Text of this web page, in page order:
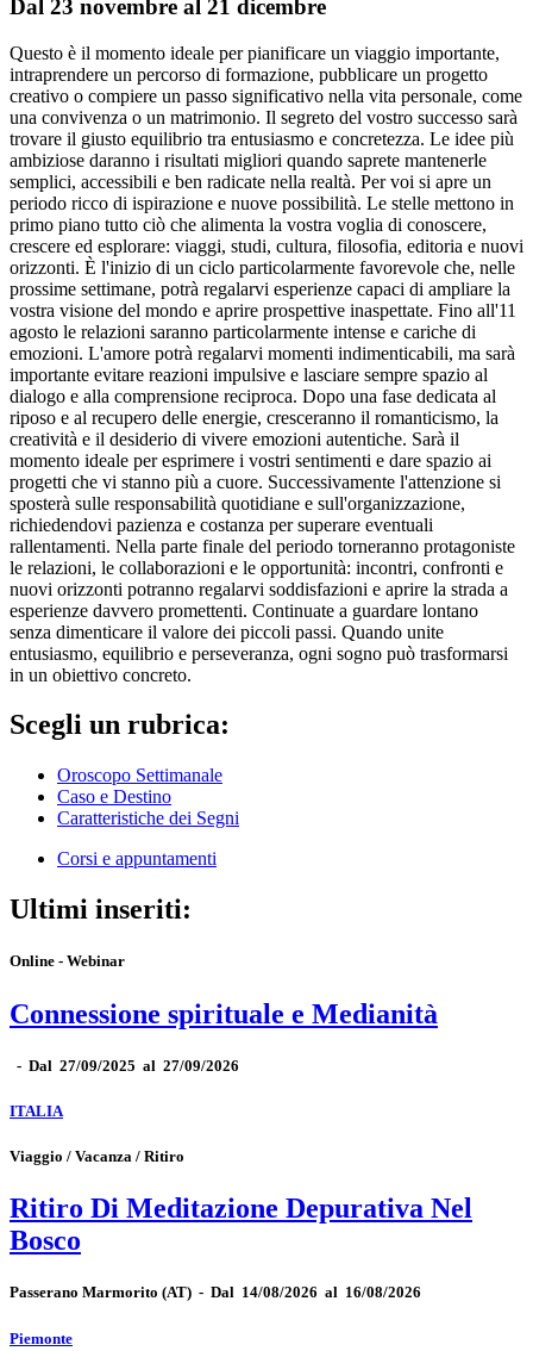
Dal 23 novembre al 21 dicembre
Questo è il momento ideale per pianificare un viaggio importante,
intraprendere un percorso di formazione, pubblicare un progetto
creativo o compiere un passo significativo nella vita personale, come
una convivenza o un matrimonio. Il segreto del vostro successo sarà
trovare il giusto equilibrio tra entusiasmo e concretezza. Le idee più
ambiziose daranno i risultati migliori quando saprete mantenerle
semplici, accessibili e ben radicate nella realtà. Per voi si apre un
periodo ricco di ispirazione e nuove possibilità. Le stelle mettono in
primo piano tutto ciò che alimenta la vostra voglia di conoscere,
crescere ed esplorare: viaggi, studi, cultura, filosofia, editoria e nuovi
orizzonti. È l'inizio di un ciclo particolarmente favorevole che, nelle
prossime settimane, potrà regalarvi esperienze capaci di ampliare la
vostra visione del mondo e aprire prospettive inaspettate. Fino all'11
agosto le relazioni saranno particolarmente intense e cariche di
emozioni. L'amore potrà regalarvi momenti indimenticabili, ma sarà
importante evitare reazioni impulsive e lasciare sempre spazio al
dialogo e alla comprensione reciproca. Dopo una fase dedicata al
riposo e al recupero delle energie, cresceranno il romanticismo, la
creatività e il desiderio di vivere emozioni autentiche. Sarà il
momento ideale per esprimere i vostri sentimenti e dare spazio ai
progetti che vi stanno più a cuore. Successivamente l'attenzione si
sposterà sulle responsabilità quotidiane e sull'organizzazione,
richiedendovi pazienza e costanza per superare eventuali
rallentamenti. Nella parte finale del periodo torneranno protagoniste
le relazioni, le collaborazioni e le opportunità: incontri, confronti e
nuovi orizzonti potranno regalarvi soddisfazioni e aprire la strada a
esperienze davvero promettenti. Continuate a guardare lontano
senza dimenticare il valore dei piccoli passi. Quando unite
entusiasmo, equilibrio e perseveranza, ogni sogno può trasformarsi
in un obiettivo concreto.
Scegli un rubrica:
Oroscopo Settimanale
Caso e Destino
Caratteristiche dei Segni
Corsi e appuntamenti
Ultimi inseriti:
Online - Webinar
Connessione spirituale e Medianità
- Dal 27/09/2025 al 27/09/2026
ITALIA
Viaggio / Vacanza / Ritiro
Ritiro Di Meditazione Depurativa Nel
Bosco
Passerano Marmorito (AT) - Dal 14/08/2026 al 16/08/2026
Piemonte